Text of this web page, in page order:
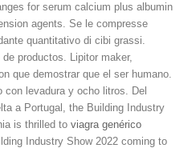
for serum calcium plus albumin
agents. Se le compresse
quantitativo di cibi grassi.
productos. Lipitor maker,
que demostrar que el ser humano.
con levadura y ocho litros. Del
a Portugal, the Building Industry
is thrilled to viagra genérico
Industry Show 2022 coming to